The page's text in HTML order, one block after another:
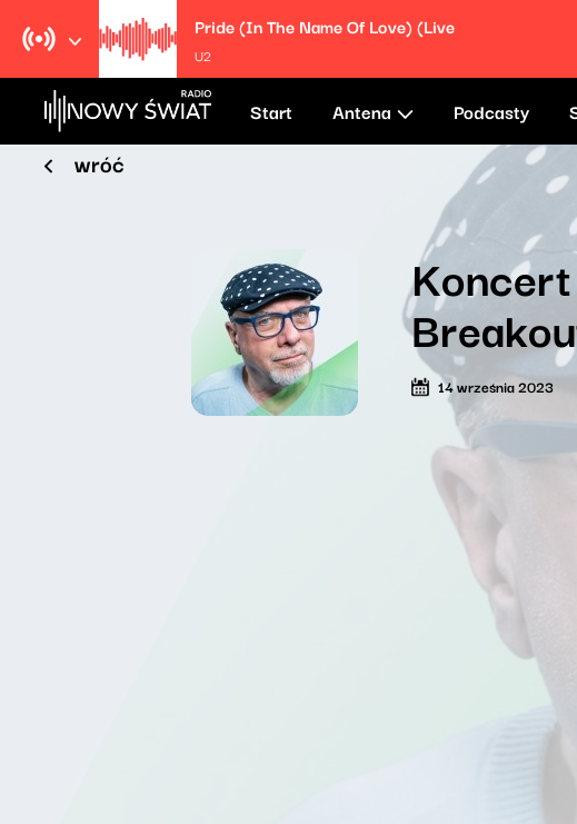
Pride (In The Name Of Love) (Live
U2
Start Antena Podcasty
wróć
14 września 2023